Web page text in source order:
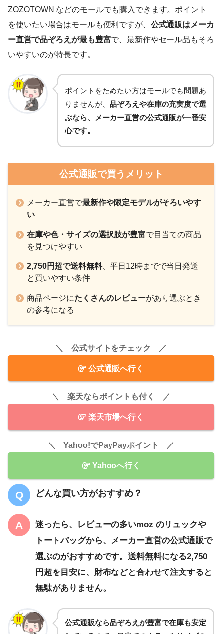
ZOZOTOWN などのモールでも購入できます。ポイント
を使いたい場合はモールも便利ですが、 公式通販はメーカ
ー直営で品ぞろえが最も豊富で、最新作やセール品もそろ
いやすいのが特長です。
ポイントをためたい方はモールでも問題あ
りませんが、 品ぞろえや在庫の充実度で選
ぶなら、メーカー直営の公式通販が一番安
心です。
公式通販で買うメリット
メーカー直営で最新作や限定モデルがそろいやす
い
在庫や色・サイズの選択肢が豊富で目当ての商品
を見つけやすい
2,750円超で送料無料、平日12時までで当日発送
と買いやすい条件
商品ページにたくさんのレビューがあり選ぶとき
の参考になる
＼ 公式サイトをチェック ／
公式通販へ行く
＼ 楽天ならポイントも付く ／
楽天市場へ行く
＼ Yahoo!でPayPayポイント ／
Yahooへ行く
どんな買い方がおすすめ？
迷ったら、レビューの多いmoz のリュックや
トートバッグから、メーカー直営の公式通販で
選ぶのがおすすめです。送料無料になる2,750
円超を目安に、財布などと合わせて注文すると
無駄がありません。
公式通販なら品ぞろえが豊富で在庫も安定